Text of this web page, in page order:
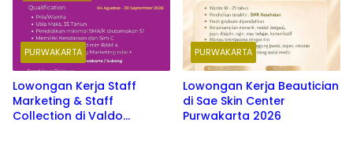
PURWAKARTA
Lowongan Kerja Staff
Marketing & Staff
Collection di Valdo
PURWAKARTA
Lowongan Kerja Beautician
di Sae Skin Center
Purwakarta 2026